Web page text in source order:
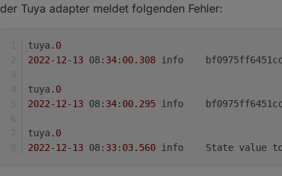
der Tuya adapter meldet folgenden Fehler:
tuya .0
2022-12-13 08: 34: 00.308
info
tuya .0
2022-12-13 08: 34: 00.295
info
tuya .0
2022-12-13 08: 33: 03.560
info	State value